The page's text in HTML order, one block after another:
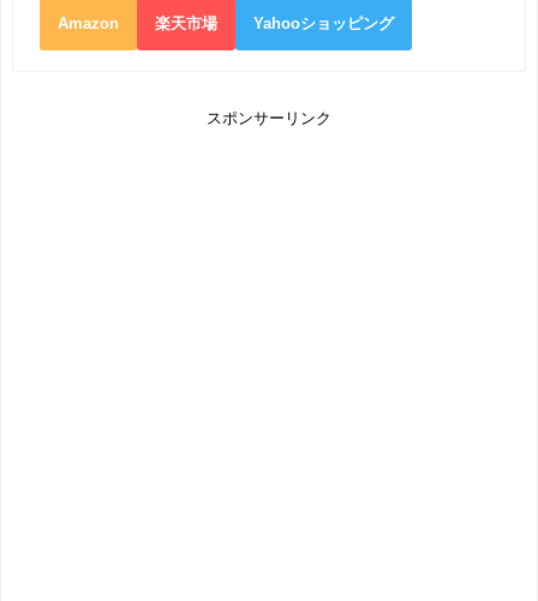
Amazon 楽天市場 Yahooショッピング
スポンサーリンク